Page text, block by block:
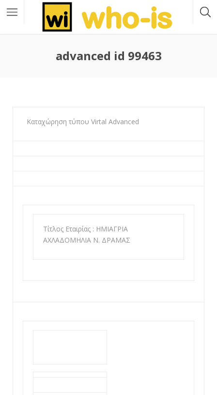
advanced id 99463
Καταχώρηση τύπου Virtal Advanced
Τίτλος Εταιρίας : ΗΜΙΑΓΡΙΑ
ΑΧΛΑΔΟΜΗΛΙΑ Ν. ΔΡΑΜΑΣ